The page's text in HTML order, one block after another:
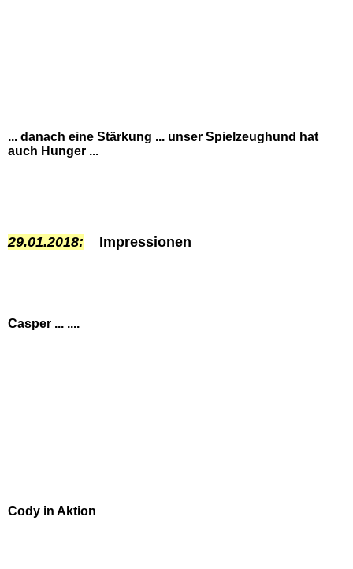
... danach eine Stärkung ... unser Spielzeughund hat
auch Hunger ...
29.01.2018: Impressionen
Casper ... ....
Cody in Aktion